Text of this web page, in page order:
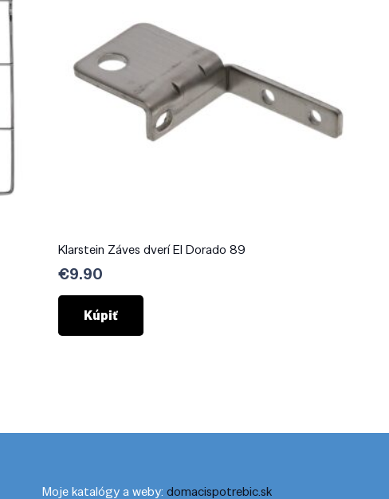
Klarstein Záves dverí El Dorado 89
€9.90
Kúpiť
Moje katalógy a weby: domacispotrebic.sk